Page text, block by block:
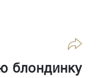
блондинку